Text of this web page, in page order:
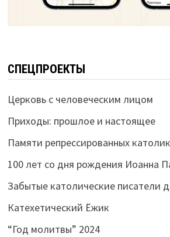
СПЕЦПРОЕКТЫ
Церковь с человеческим лицом
Приходы: прошлое и настоящее
Памяти репрессированных
100 лет со дня рождения Иоанна
Забытые католические писатели
Катехетический Ёжик
“Год молитвы” 2024